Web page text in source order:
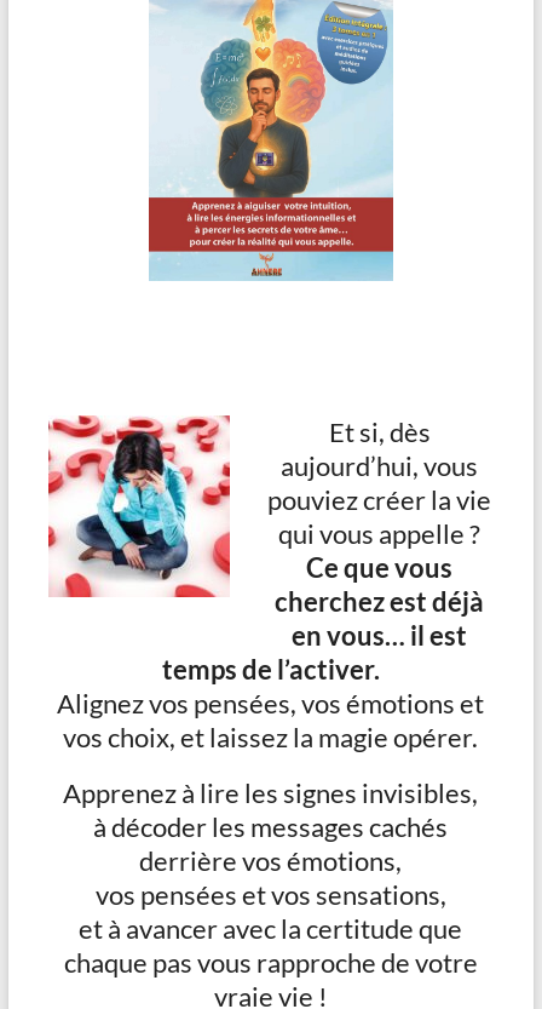
Et si, dès
aujourd’hui, vous
pouviez créer la vie
qui vous appelle ?
Ce que vous
cherchez est déjà
en vous… il est
temps de l’activer.
Alignez vos pensées, vos émotions et
vos choix, et laissez la magie opérer.
Apprenez à lire les signes invisibles,
à décoder les messages cachés
derrière vos émotions,
vos pensées et vos sensations,
et à avancer avec la certitude que
chaque pas vous rapproche de votre
vraie vie !